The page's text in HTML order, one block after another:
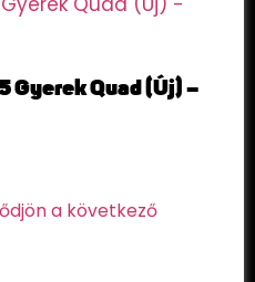
Gyerek Quad (Új) –
a következő